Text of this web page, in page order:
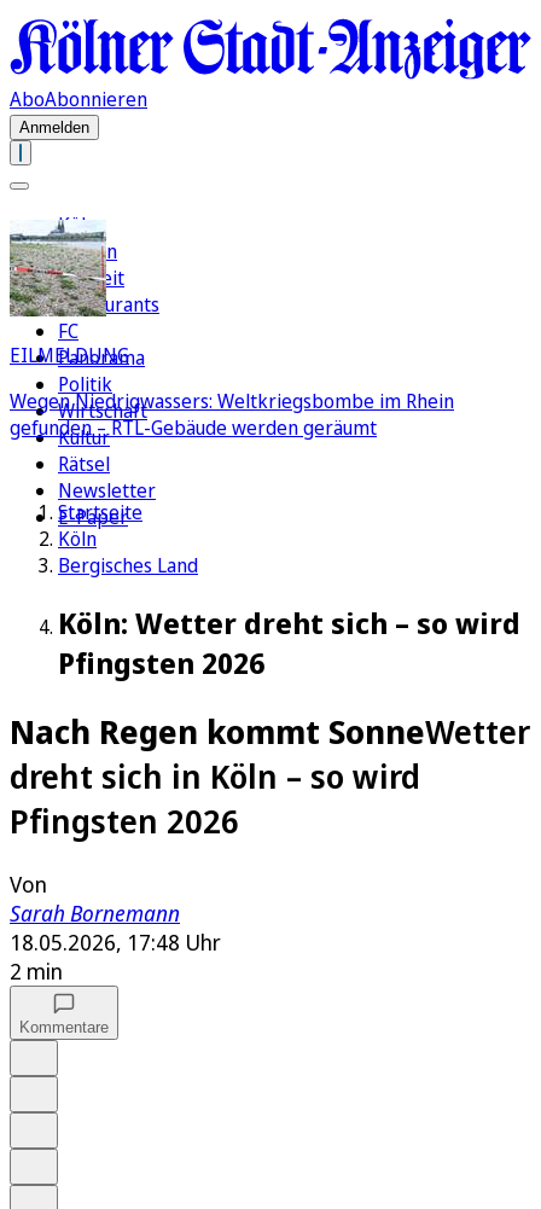
AboAbonnieren
Anmelden
Köln
Region
Freizeit
Restaurants
FC
Panorama
Politik
Wirtschaft
Kultur
Rätsel
Newsletter
E-Paper
EILMELDUNG
Wegen Niedrigwassers: Weltkriegsbombe im Rhein
gefunden – RTL-Gebäude werden geräumt
Startseite
Köln
Bergisches Land
Köln: Wetter dreht sich – so wird
Pfingsten 2026
Nach Regen kommt SonneWetter
dreht sich in Köln – so wird
Pfingsten 2026
Von
Sarah Bornemann
18.05.2026, 17:48 Uhr
2 min
Kommentare